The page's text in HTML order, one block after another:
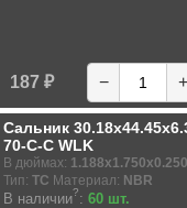
187 ₽ − +
Сальник
70-C-C WLK
В дюймах: 1.188x1.750x0.250
Тип: TC Материал: NBR
В наличии?: 60 шт.